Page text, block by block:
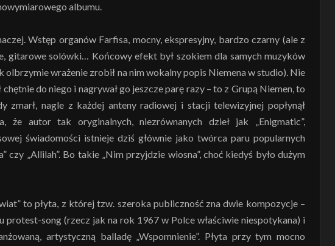
albumu.
Wstęp organów Farfisa, mocny, ekspresyjny, bardzo czarny (ale z
gitarowe solówki… Końcowy efekt był szokiem dla samych muzyków
olbrzymie wrażenie zrobił na nim wokalny popis Niemena w studio). Nie
chętnie do niego i nagrywał go jeszcze parę razy – to z Grupą Niemen, to
zmarł, nagle z każdej anteny radiowej i stacji telewizyjnej popłynął
że autor tak oryginalnych, niezrównanych dzieł jak „Enigmatic”,
świadomości istnieje dziś głównie jako twórca paru popularnych
czy „Allilah”. Bo takie „Nim przyjdzie wiosna”, choć kiedyś było dużym
to płyta, z której tzw. szeroka publiczność zna dwie kompozycje –
protest-song (rzecz jak na rok 1967 w Polce właściwie niespotykana) i
artystyczną balladę „Wspomnienie”. Płyta przy tym mocno